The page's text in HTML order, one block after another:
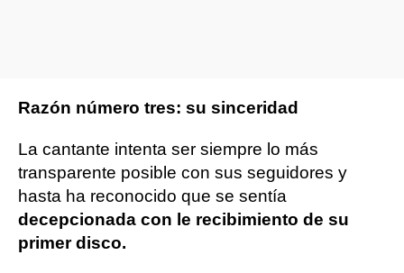
Razón número tres: su sinceridad
La cantante intenta ser siempre lo más
transparente posible con sus seguidores y
hasta ha reconocido que se sentía
decepcionada con le recibimiento de su
primer disco.